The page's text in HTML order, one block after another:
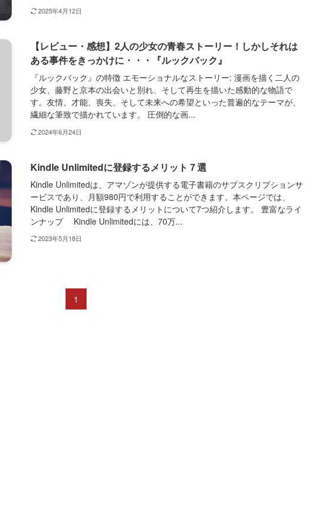
2025年4月12日
【レビュー・感想】2人の少女の青春ストーリー！しかしそれは
ある事件をきっかけに・・・『ルックバック』
『ルックバック』の特徴 エモーショナルなストーリー: 漫画を描く二人の
少女、藤野と京本の出会いと別れ、そして再生を描いた感動的な物語で
す。友情、才能、喪失、そして未来への希望といった普遍的なテーマが、
繊細な筆致で描かれています。 圧倒的な画...
2024年6月24日
Kindle Unlimitedに登録するメリット７選
Kindle Unlimitedは、アマゾンが提供する電子書籍のサブスクリプションサ
ービスであり、月額980円で利用することができます。本ページでは、
Kindle Unlimitedに登録するメリットについて7つ紹介します。 豊富なライ
ンナップ Kindle Unlimitedには、70万...
2023年5月18日
1